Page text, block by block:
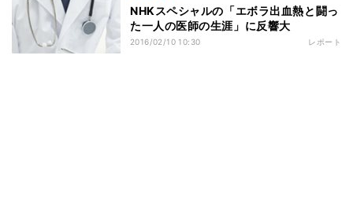
NHKスペシャルの「エボラ出血熱と闘っ
た一人の医師の生涯」に反響大
2016/02/10 10:30 レポート